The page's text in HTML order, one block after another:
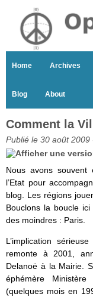
Home Archives
Blog About
Comment la
Publié le 30 août 2009
Nous avons souvent
l’Etat pour
blog. Les régions
Bouclons la boucle
des moindres : Paris.
L’implication
remonte à 2001,
Delanoë à la Mairie.
éphémère
(quelques mois en